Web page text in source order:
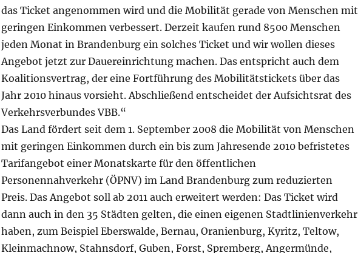
das Ticket angenommen wird und die Mobilität gerade von Menschen mit
geringen Einkommen verbessert. Derzeit kaufen rund 8500 Menschen
jeden Monat in Brandenburg ein solches Ticket und wir wollen dieses
Angebot jetzt zur Dauereinrichtung machen. Das entspricht auch dem
Koalitionsvertrag, der eine Fortführung des Mobilitätstickets über das
Jahr 2010 hinaus vorsieht. Abschließend entscheidet der Aufsichtsrat des
Verkehrsverbundes VBB.“
Das Land fördert seit dem 1. September 2008 die Mobilität von Menschen
mit geringen Einkommen durch ein bis zum Jahresende 2010 befristetes
Tarifangebot einer Monatskarte für den öffentlichen
Personennahverkehr (ÖPNV) im Land Brandenburg zum reduzierten
Preis. Das Angebot soll ab 2011 auch erweitert werden: Das Ticket wird
dann auch in den 35 Städten gelten, die einen eigenen Stadtlinienverkehr
haben, zum Beispiel Eberswalde, Bernau, Oranienburg, Kyritz, Teltow,
Kleinmachnow, Stahnsdorf, Guben, Forst, Spremberg, Angermünde,